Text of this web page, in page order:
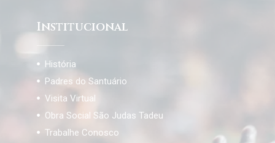
Institucional
História
Padres do Santuário
Visita Virtual
Obra Social São Judas Tadeu
Trabalhe Conosco